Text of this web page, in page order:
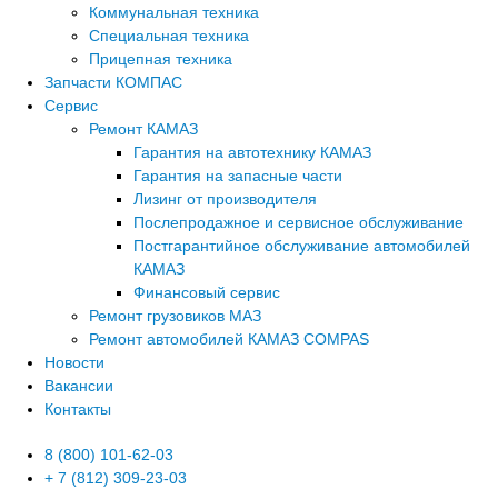
Коммунальная техника
Специальная техника
Прицепная техника
Запчасти КОМПАС
Сервис
Ремонт КАМАЗ
Гарантия на автотехнику КАМАЗ
Гарантия на запасные части
Лизинг от производителя
Послепродажное и сервисное обслуживание
Постгарантийное обслуживание автомобилей
КАМАЗ
Финансовый сервис
Ремонт грузовиков МАЗ
Ремонт автомобилей КАМАЗ COMPAS
Новости
Вакансии
Контакты
8 (800) 101-62-03
+ 7 (812) 309-23-03